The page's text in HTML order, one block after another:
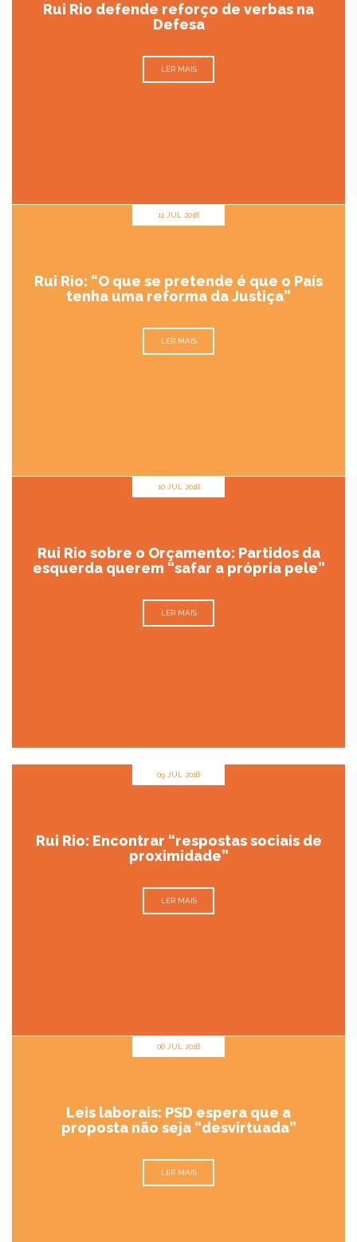
Rui Rio defende reforço de verbas na
Defesa
LER MAIS
11 JUL 2018
Rui Rio: “O que se pretende é que o País
tenha uma reforma da Justiça”
LER MAIS
10 JUL 2018
Rui Rio sobre o Orçamento: Partidos da
esquerda querem “safar a própria pele”
LER MAIS
09 JUL 2018
Rui Rio: Encontrar “respostas sociais de
proximidade”
LER MAIS
06 JUL 2018
Leis laborais: PSD espera que a
proposta não seja “desvirtuada”
LER MAIS